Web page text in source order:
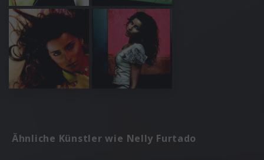
Ähnliche Künstler wie Nelly Furtado